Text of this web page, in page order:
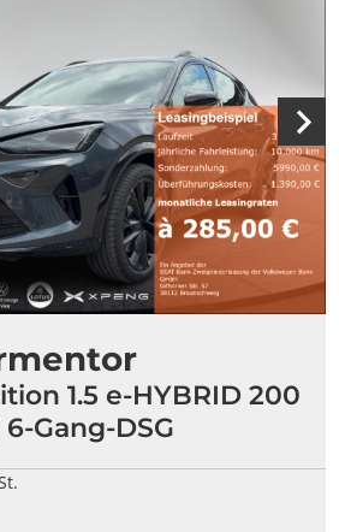
1.5 e-HYBRID 200
Gang-DSG